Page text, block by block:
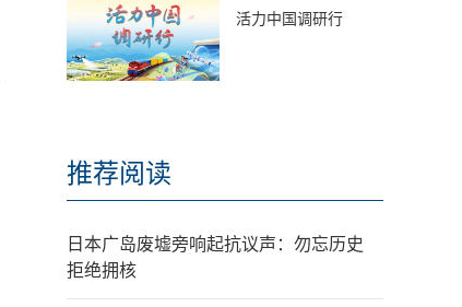
活力中国调研行
推荐阅读
日本广岛废墟旁响起抗议声：勿忘历史
拒绝拥核